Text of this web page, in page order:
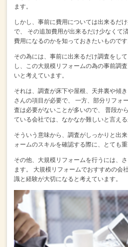
ます。
しかし、事前に費用については出来るだ
で、
その追加費用が出来るだけ少なくて済
費用になるのかを知っておきたいものです
その為には、事前に出来るだけ調査をして
し、この大規模リフォームの為の事前調
いと考えています。
それは、調査が床下や屋根、天井裏や傾き
さんの項目が必要で、
一方、部分リフォ
査は必要がないことが多いので、
普段か
ている会社では、なかなか難しいと言える
そういう意味から、調査がしっかりと出来
ォームのスキルを確認する際に、とても重
その他、大規模リフォームを行うには、
ます。
大規模リフォームでおすすめの会
識と経験が大切になると考えています。